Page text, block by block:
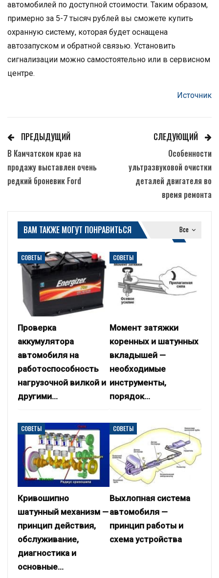
автомобилей по доступной стоимости. Таким образом,
примерно за 5-7 тысяч рублей вы сможете купить
охранную систему, которая будет оснащена
автозапуском и обратной связью. Установить
сигнализации можно самостоятельно или в сервисном
центре.
Источник
ПРЕДЫДУЩИЙ
В Камчатском крае на
продажу выставлен очень
редкий броневик Ford
СЛЕДУЮЩИЙ
Особенности
ультразвуковой очистки
деталей двигателя во
время ремонта
Все
ВАМ ТАКЖЕ МОГУТ ПОНРАВИТЬСЯ
СОВЕТЫ
Проверка
аккумулятора
автомобиля на
работоспособность
нагрузочной вилкой и
другими…
СОВЕТЫ
Момент затяжки
коренных и шатунных
вкладышей —
необходимые
инструменты,
порядок…
СОВЕТЫ
Кривошипно
шатунный механизм —
принцип действия,
обслуживание,
диагностика и
основные…
СОВЕТЫ
Выхлопная система
автомобиля —
принцип работы и
схема устройства